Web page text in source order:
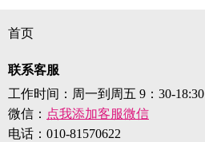
首页
联系客服
工作时间：周一到周五 9：30-18:30
微信： 点我添加客服微信
电话： 010-81570622